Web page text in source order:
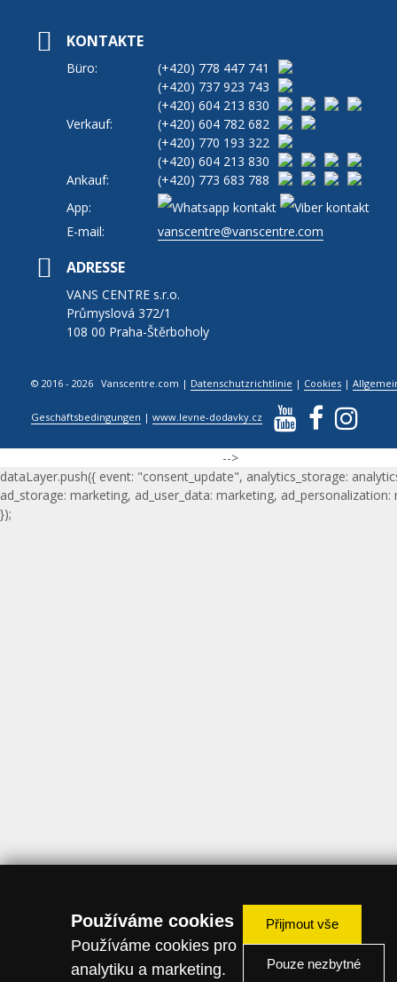
KONTAKTE
Büro: (+420) 778 447 741
(+420) 737 923 743
(+420) 604 213 830
Verkauf:
(+420) 604 782 682
(+420) 770 193 322
(+420) 604 213 830
Ankauf:
(+420) 773 683 788
App:
E-mail:
vanscentre@vanscentre.com
ADRESSE
VANS CENTRE s.r.o.
Průmyslová 372/1
108 00 Praha-Štěrboholy
© 2016 - 2026 Vanscentre.com | Datenschutzrichtlinie | Cookies |
Geschäftsbedingungen |www.levne-dodavky.cz
-->
dataLayer.push({ event: "consent_update", analytics_storage:
ad_storage: marketing, ad_user_data: marketing, ad_personalization:
});
Používáme cookies
Používáme cookies pro
analytiku a marketing.
Přijmout vše
Pouze nezbytné